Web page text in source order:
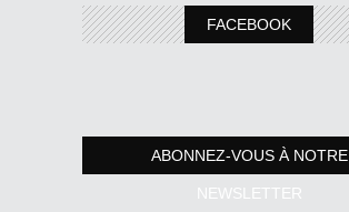
FACEBOOK
ABONNEZ-VOUS À NOTRE
NEWSLETTER